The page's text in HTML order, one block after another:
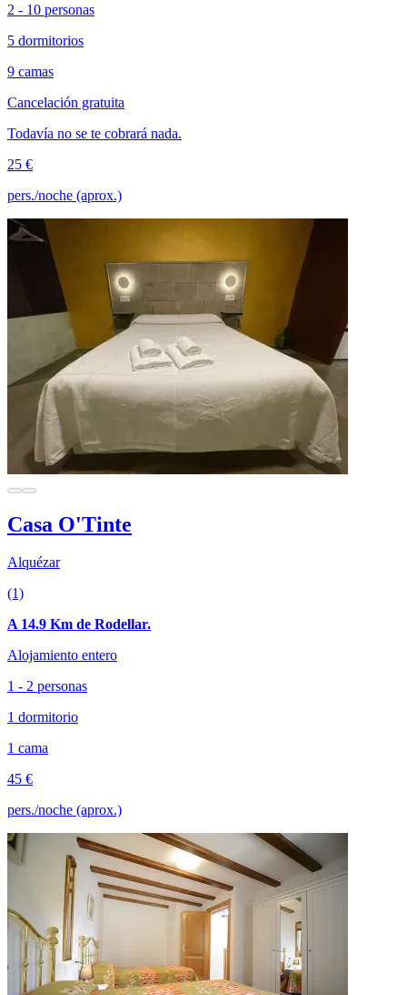
2 - 10 personas
5 dormitorios
9 camas
Cancelación gratuita
Todavía no se te cobrará nada.
25 €
pers./noche (aprox.)
Casa O'Tinte
Alquézar
(1)
A 14.9 Km de Rodellar.
Alojamiento entero
1 - 2 personas
1 dormitorio
1 cama
45 €
pers./noche (aprox.)